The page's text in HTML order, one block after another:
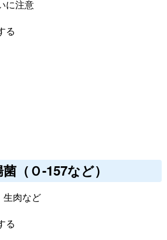
に注意
る
（Ｏ-157など）
生肉など
る